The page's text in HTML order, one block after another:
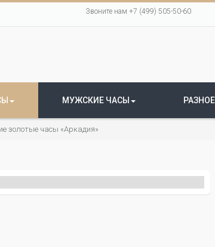
Звоните нам +7 (499) 505-50-60
МУЖСКИЕ ЧАСЫ РАЗНОЕ
золотые часы «Аркадия»